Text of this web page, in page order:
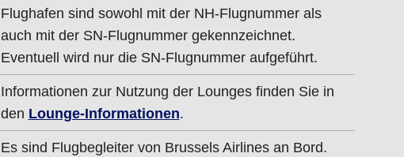
Flughafen sind sowohl mit der NH-Flugnummer als
auch mit der SN-Flugnummer gekennzeichnet.
Eventuell wird nur die SN-Flugnummer aufgeführt.
Informationen zur Nutzung der Lounges finden Sie in
den Lounge-Informationen.
Es sind Flugbegleiter von Brussels Airlines an Bord.